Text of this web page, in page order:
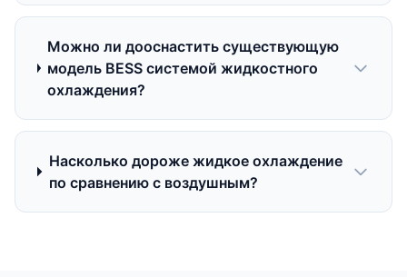
Можно ли дооснастить существующую
модель BESS системой жидкостного
охлаждения?
Насколько дороже жидкое охлаждение
по сравнению с воздушным?